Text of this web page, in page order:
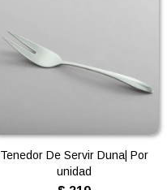
Tenedor De Servir Duna| Por
unidad